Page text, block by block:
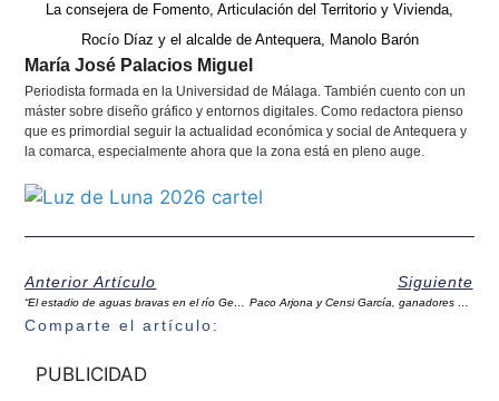
La consejera de Fomento, Articulación del Territorio y Vivienda,
Rocío Díaz y el alcalde de Antequera, Manolo Barón
María José Palacios Miguel
Periodista formada en la Universidad de Málaga. También cuento con un
máster sobre diseño gráfico y entornos digitales. Como redactora pienso
que es primordial seguir la actualidad económica y social de Antequera y
la comarca, especialmente ahora que la zona está en pleno auge.
Anterior Artículo Siguiente
Comparte el artículo:
PUBLICIDAD